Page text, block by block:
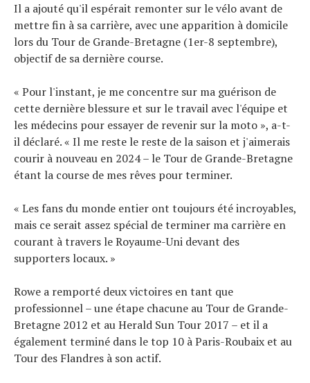
Il a ajouté qu'il espérait remonter sur le vélo avant de
mettre fin à sa carrière, avec une apparition à domicile
lors du Tour de Grande-Bretagne (1er-8 septembre),
objectif de sa dernière course.
« Pour l'instant, je me concentre sur ma guérison de
cette dernière blessure et sur le travail avec l'équipe et
les médecins pour essayer de revenir sur la moto », a-t-
il déclaré. « Il me reste le reste de la saison et j'aimerais
courir à nouveau en 2024 – le Tour de Grande-Bretagne
étant la course de mes rêves pour terminer.
« Les fans du monde entier ont toujours été incroyables,
mais ce serait assez spécial de terminer ma carrière en
courant à travers le Royaume-Uni devant des
supporters locaux. »
Rowe a remporté deux victoires en tant que
professionnel – une étape chacune au Tour de Grande-
Bretagne 2012 et au Herald Sun Tour 2017 – et il a
également terminé dans le top 10 à Paris-Roubaix et au
Tour des Flandres à son actif.